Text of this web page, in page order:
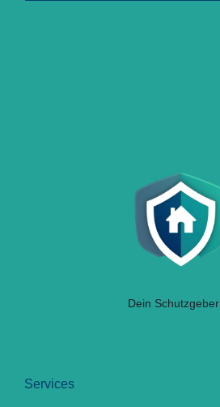
Dein Schutzgeber
Services